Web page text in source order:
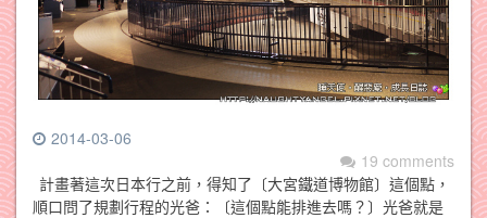
2014-03-06
19 comments
計畫著這次日本行之前，得知了〔大宮鐵道博物館〕這個點，
順口問了規劃行程的光爸：〔這個點能排進去嗎？〕光爸就是